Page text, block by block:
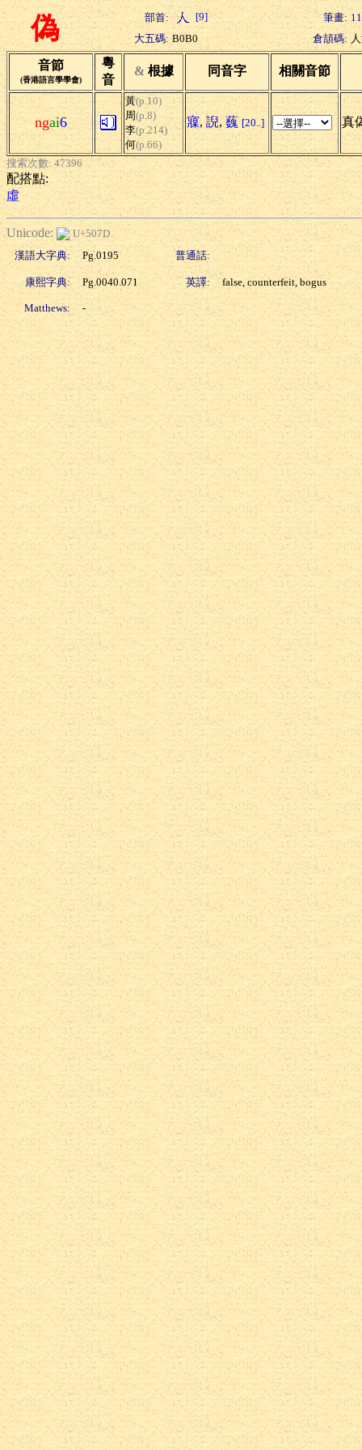
偽 部首: [9] 筆畫: 11
大五碼: B0B0 倉頡碼:
音節
(香港語言學學會)
粵
音
& 根據 同音字 相關音節
ngai6
黃(p.10)
周(p.8)
李(p.214)
何(p.66)
寱, 誽, 蘶 [20..] 真
搜索次數: 47396
配搭點:
虛
Unicode:
U+507D
漢語大字典:
Pg.0195 普通話:
康熙字典: Pg.0040.071 英譯: false, counterfeit, bogus
Matthews: -